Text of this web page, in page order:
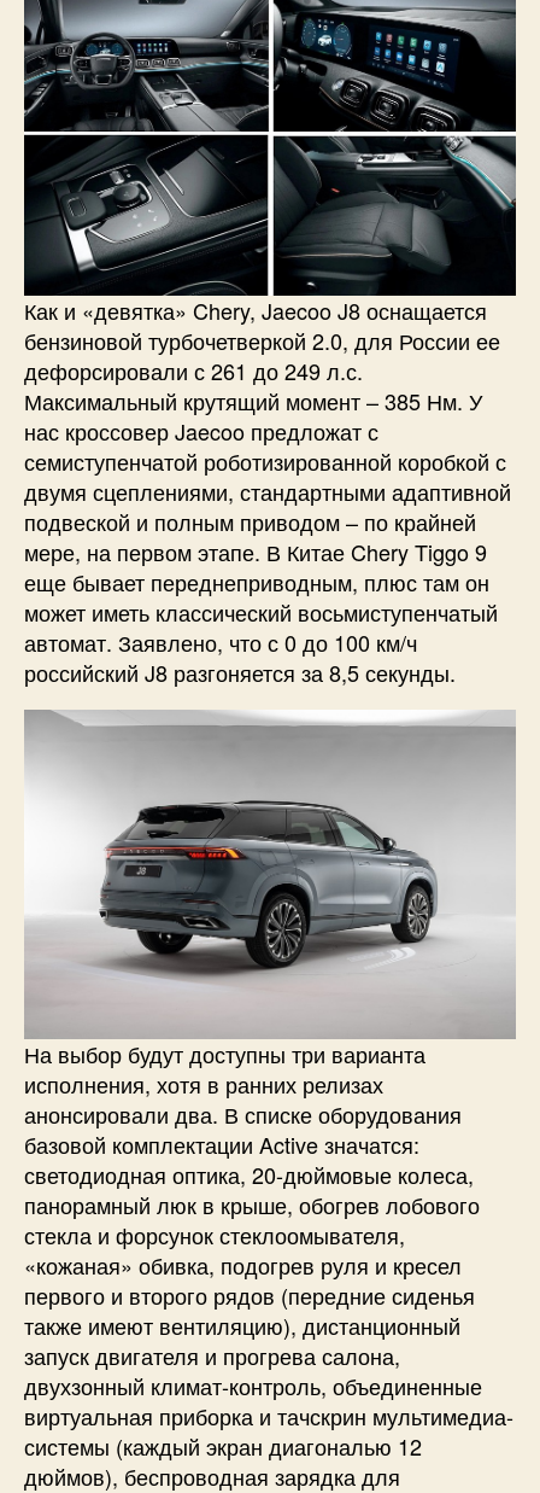
Как и «девятка» Chery, Jaecoo J8 оснащается
бензиновой турбочетверкой 2.0, для России ее
дефорсировали с 261 до 249 л.с.
Максимальный крутящий момент – 385 Нм. У
нас кроссовер Jaecoo предложат с
семиступенчатой роботизированной коробкой с
двумя сцеплениями, стандартными адаптивной
подвеской и полным приводом – по крайней
мере, на первом этапе. В Китае Chery Tiggo 9
еще бывает переднеприводным, плюс там он
может иметь классический восьмиступенчатый
автомат. Заявлено, что с 0 до 100 км/ч
российский J8 разгоняется за 8,5 секунды.
На выбор будут доступны три варианта
исполнения, хотя в ранних релизах
анонсировали два. В списке оборудования
базовой комплектации Active значатся:
светодиодная оптика, 20-дюймовые колеса,
панорамный люк в крыше, обогрев лобового
стекла и форсунок стеклоомывателя,
«кожаная» обивка, подогрев руля и кресел
первого и второго рядов (передние сиденья
также имеют вентиляцию), дистанционный
запуск двигателя и прогрева салона,
двухзонный климат-контроль, объединенные
виртуальная приборка и тачскрин мультимедиа-
системы (каждый экран диагональю 12
дюймов), беспроводная зарядка для